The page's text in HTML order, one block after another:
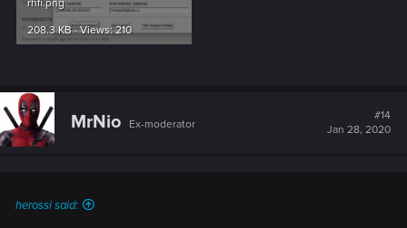
rhfi.png
208.3 KB · Views: 210
MrNio Ex-moderator
#14
Jan 28, 2020
herossi said: